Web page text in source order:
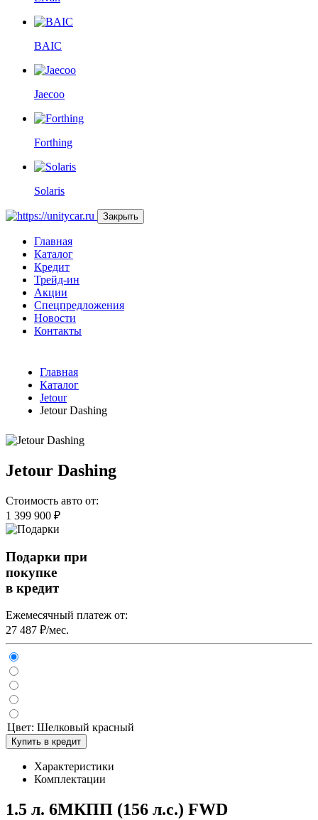
BAIC
Jaecoo
Forthing
Solaris
Закрыть
Главная
Каталог
Кредит
Трейд-ин
Акции
Спецпредложения
Новости
Контакты
Главная
Каталог
Jetour
Jetour Dashing
Jetour Dashing
Стоимость авто от:
1 399 900 ₽
Подарки при
покупке
в кредит
Ежемесячный платеж от:
27 487 ₽/мес.
Цвет: Шелковый красный
Купить в кредит
Характеристики
Комплектации
1.5 л. 6МКПП (156 л.с.) FWD